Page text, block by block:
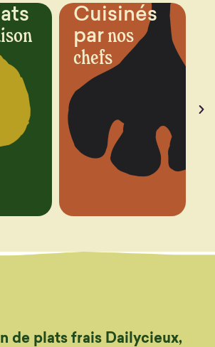
Un menu
chaque
semaine
de plats frais Dailycieux,